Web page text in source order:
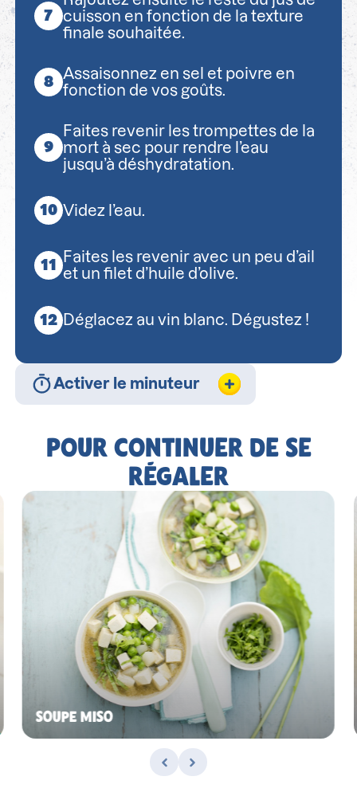
cuisson en fonction de la texture
finale souhaitée.
Assaisonnez en sel et poivre en
fonction de vos goûts.
Faites revenir les trompettes de la
mort à sec pour rendre l’eau
jusqu’à déshydratation.
Videz l’eau.
Faites les revenir avec un peu d’ail
et un filet d’huile d’olive.
Déglacez au vin blanc. Dégustez !
Activer le minuteur
POUR CONTINUER DE SE
RÉGALER
SOUPE MISO